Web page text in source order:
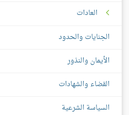
العادات
الجنايات والحدود
الأيمان والنذور
القضاء والشهادات
السياسة الشرعية